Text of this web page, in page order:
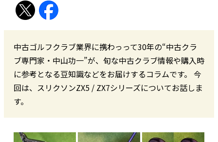
中古ゴルフクラブ業界に携わっって30年の“中古クラ
ブ専門家・中山功一”が、旬な中古クラブ情報や購入時
に参考となる豆知識などをお届けするコラムです。 今
回は、スリクソンZX5 / ZX7シリーズについてお話しま
す。